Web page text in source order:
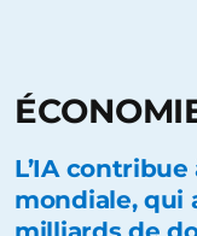
L’IA
mondiale, qui